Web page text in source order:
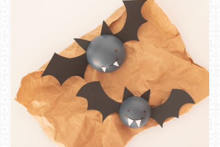
EL
DÍA
MUERTOS"